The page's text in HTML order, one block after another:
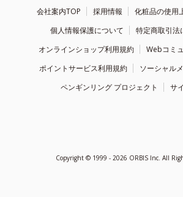
会社案内TOP 採用情報
化粧品の使用
個人情報保護について
特定商取引法
オンラインショップ利用規約
Webコミ
ポイントサービス利用規約
ソーシャル
ペンギンリング プロジェクト
サ
Copyright © 1999 - 2026 ORBIS Inc. All